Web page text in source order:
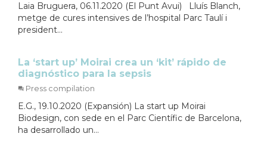
Laia Bruguera, 06.11.2020 (El Punt Avui) Lluís Blanch,
metge de cures intensives de l’hospital Parc Taulí i
president...
La ‘start up’ Moirai crea un ‘kit’ rápido de
diagnóstico para la sepsis
Press compilation
E.G., 19.10.2020 (Expansión) La start up Moirai
Biodesign, con sede en el Parc Científic de Barcelona,
ha desarrollado un...